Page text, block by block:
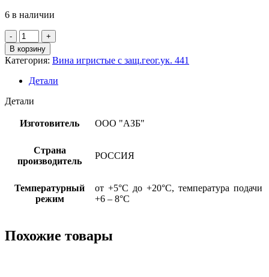
6 в наличии
Количество
товара
Вино
игр.
бел.п/
сл.
"Золотая
РФ,
В корзину
Категория: Вина игристые с защ.геог.ук. 441
Детали
Детали
Изготовитель ООО "АЗБ"
Страна
производитель
РОССИЯ
Температурный
режим
от +5°С до +20°С, температура подачи
+6 – 8°С
Похожие товары